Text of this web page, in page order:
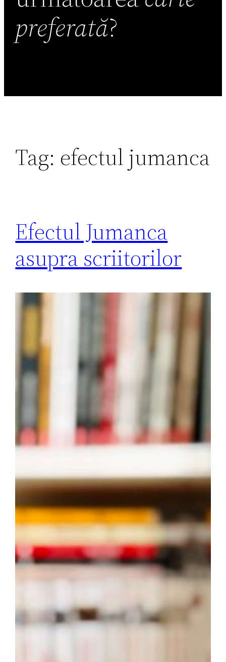
preferată?
Tag: efectul jumanca
Efectul Jumanca
asupra scriitorilor